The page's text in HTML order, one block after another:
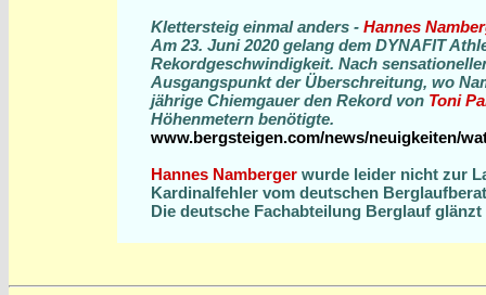
Klettersteig einmal anders - Hannes
Am 23. Juni 2020 gelang dem DYNAFIT
Rekordgeschwindigkeit. Nach
Ausgangspunkt der Überschreitung, wo
jährige Chiemgauer den Rekord von Toni
Höhenmetern benötigte.
www.bergsteigen.com/news/neuigkeiten/
Hannes Namberger wurde leider nicht zur
Kardinalfehler vom deutschen
Die deutsche Fachabteilung Berglauf